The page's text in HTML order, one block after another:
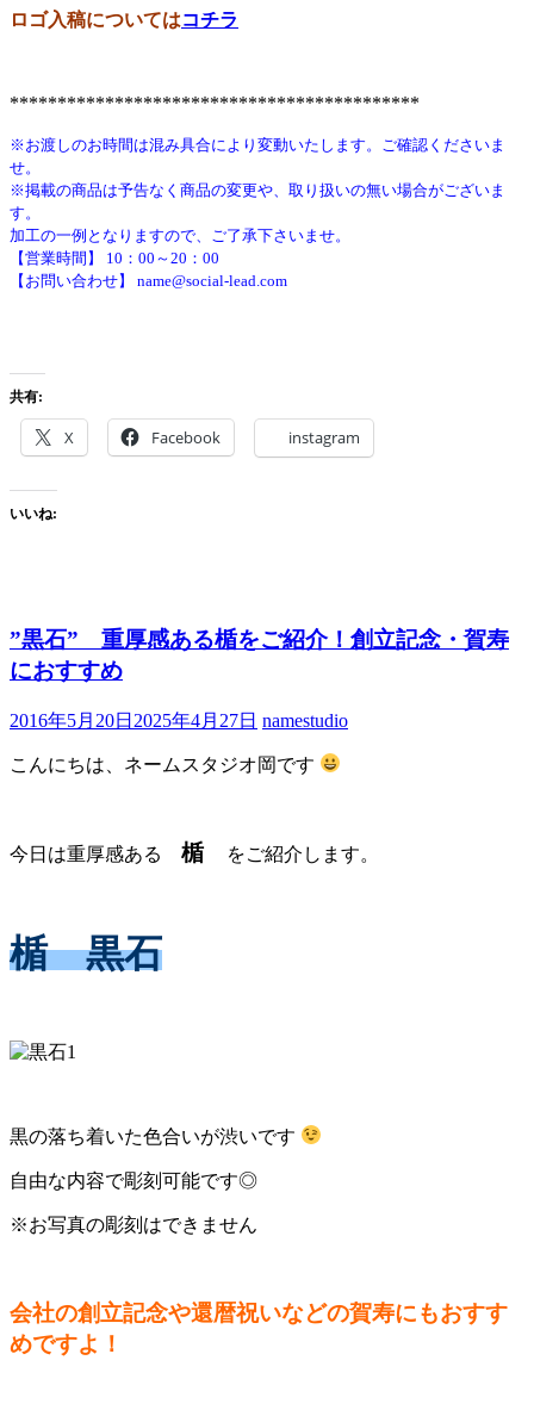
ロゴ入稿についてはコチラ
*******************************************
※お渡しのお時間は混み具合により変動いたします。ご確認くださいま
せ。
※掲載の商品は予告なく商品の変更や、取り扱いの無い場合がございま
す。
加工の一例となりますので、ご了承下さいませ。
【営業時間】 10：00～20：00
【お問い合わせ】 name@social-lead.com
共有:
X Facebook instagram
いいね:
”黒石” 重厚感ある楯をご紹介！創立記念・賀寿
におすすめ
2016年5月20日 2025年4月27日 namestudio
こんにちは、ネームスタジオ岡です
今日は重厚感ある 楯 をご紹介します。
楯 黒石
黒の落ち着いた色合いが渋いです
自由な内容で彫刻可能です◎
※お写真の彫刻はできません
会社の創立記念や還暦祝いなどの賀寿にもおすす
めですよ！